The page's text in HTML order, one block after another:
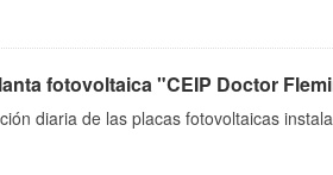
fotovoltaica "CEIP Doctor
diaria de las placas fotovoltaicas